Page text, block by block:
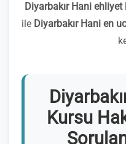
Diyarbakır Hani
ile Diyarbakır Hani en
Kursu